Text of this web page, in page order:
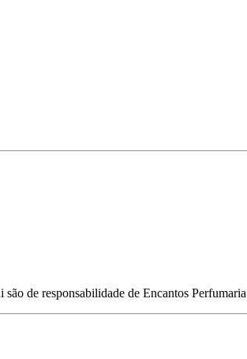
são de responsabilidade de Encantos Perfumaria